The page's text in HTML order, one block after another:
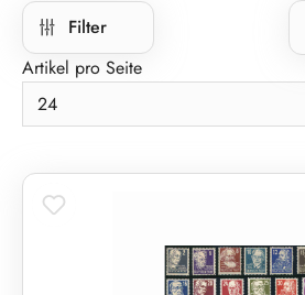
Filter
Artikel pro Seite